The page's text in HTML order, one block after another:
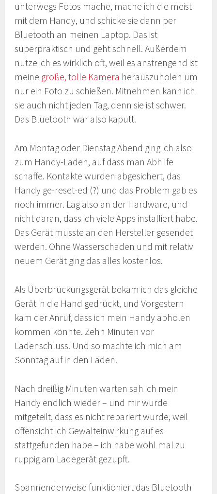
unterwegs Fotos mache, mache ich die meist
mit dem Handy, und schicke sie dann per
Bluetooth an meinen Laptop. Das ist
superpraktisch und geht schnell. Außerdem
nutze ich es wirklich oft, weil es anstrengend ist
meine große, tolle Kamera herauszuholen um
nur ein Foto zu schießen. Mitnehmen kann ich
sie auch nicht jeden Tag, denn sie ist schwer.
Das Bluetooth war also kaputt.
Am Montag oder Dienstag Abend ging ich also
zum Handy-Laden, auf dass man Abhilfe
schaffe. Kontakte wurden abgesichert, das
Handy ge-reset-ed (?) und das Problem gab es
noch immer. Lag also an der Hardware, und
nicht daran, dass ich viele Apps installiert habe.
Das Gerät musste an den Hersteller gesendet
werden. Ohne Wasserschaden und mit relativ
neuem Gerät ging das alles kostenlos.
Als Überbrückungsgerät bekam ich das gleiche
Gerät in die Hand gedrückt, und Vorgestern
kam der Anruf, dass ich mein Handy abholen
kommen könnte. Zehn Minuten vor
Ladenschluss. Und so machte ich mich am
Sonntag auf in den Laden.
Nach dreißig Minuten warten sah ich mein
Handy endlich wieder – und mir wurde
mitgeteilt, dass es nicht repariert wurde, weil
offensichtlich Gewalteinwirkung auf es
stattgefunden habe – ich habe wohl mal zu
ruppig am Ladegerät gezupft.
Spannenderweise funktioniert das Bluetooth